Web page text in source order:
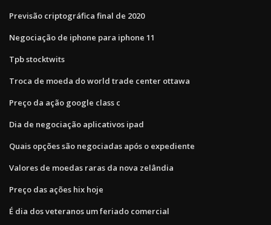
Previsão criptográfica final de 2020
Negociação de iphone para iphone 11
Tpb stocktwits
Troca de moeda do world trade center ottawa
Preço da ação google class c
Dia de negociação aplicativos ipad
Quais opções são negociadas após o expediente
Valores de moedas raras da nova zelândia
Preço das ações hix hoje
É dia dos veteranos um feriado comercial